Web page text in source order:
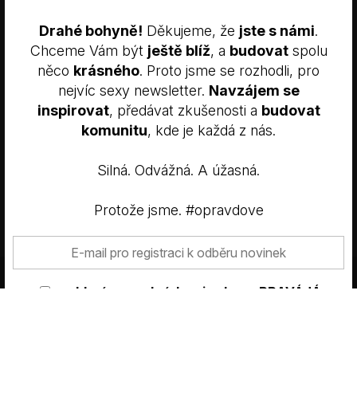
Drahé bohyně! Děkujeme, že jste s námi.
Chceme Vám být ještě blíž, a budovatspolu
něco krásného. Proto jsme se rozhodli, pro
nejvíc sexy newsletter. Navzájem se
inspirovat, předávat zkušenosti a budovat
komunitu, kde je každá z nás.
Silná. Odvážná. A úžasná.
Protože jsme. #opravdove
souhlasím s podmínkami eshopu PRAVÁJÁ
E-shop:+420 601 557 833
VAŠE OTÁZKY
DOPRAVA
ODSTOUPENÍ OD SMLOUVY
MŮJ ÚČET
Share This
Tyto webové stránky používají soubory cookie ke zlepšení
uživatelského zážitku. Používáním našich webových stránek
souhlasíte se všemi soubory cookie v souladu s našimi zásadami
používání souborů cookie.Více informací
NEZBYTNĚ NUTNÉ SOUBORY
VÝKONOVÉ SOUBORY
FUNKČNÍ SOUBORY NEZAŘAZENÉ SOUBORY
VŠE ODMÍTNOUT
ZOBRAZIT PODROBNOSTI